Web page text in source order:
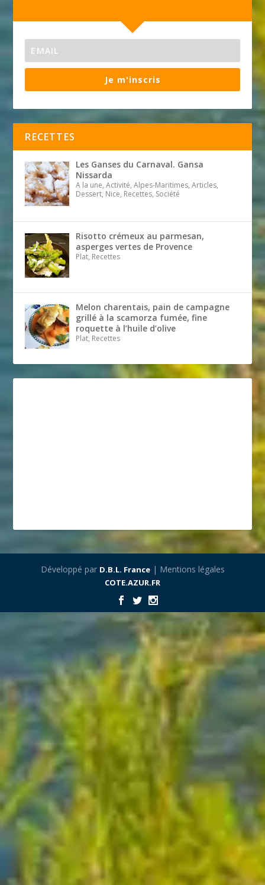
Je m'inscris
RECETTES
Les Ganses du Carnaval. Gansa
Nissarda
A la une, Activité, Alpes-Maritimes, Articles,
Dessert, Nice, Recettes, Société
Risotto crémeux au parmesan,
asperges vertes de Provence
Plat, Recettes
Melon charentais, pain de campagne
grillé à la scamorza fumée, fine
roquette à l’huile d’olive
Plat, Recettes
Développé par D.B.L. France| Mentions légales
COTE.AZUR.FR